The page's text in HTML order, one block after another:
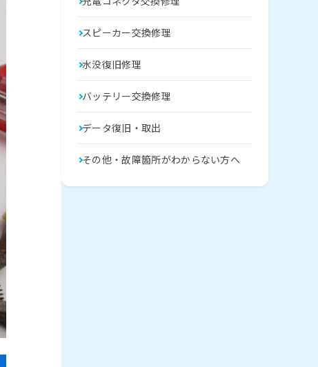
スピーカー交換修理
水没復旧修理
バッテリー交換修理
データ復旧・取出
その他・故障箇所がわからない方へ